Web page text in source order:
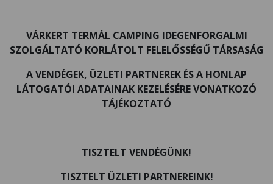
VÁRKERT TERMÁL CAMPING IDEGENFORGALMI
SZOLGÁLTATÓ KORLÁTOLT FELELŐSSÉGŰ TÁRSASÁG
A VENDÉGEK, ÜZLETI PARTNEREK ÉS A HONLAP
LÁTOGATÓI ADATAINAK KEZELÉSÉRE VONATKOZÓ
TÁJÉKOZTATÓ
TISZTELT VENDÉGÜNK!
TISZTELT ÜZLETI PARTNEREINK!